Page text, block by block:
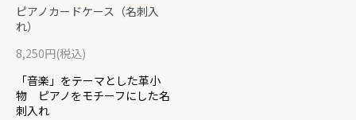
ピアノカードケース（名刺入
れ）
8,250円(税込)
「音楽」をテーマとした革小
物 ピアノをモチーフにした名
刺入れ